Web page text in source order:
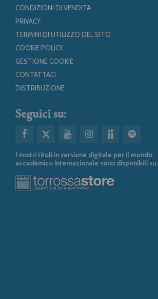
CONDIZIONI DI VENDITA
PRIVACY
TERMINI DI UTILIZZO DEL SITO
COOKIE POLICY
GESTIONE COOKIE
CONTATTACI
DISTRIBUZIONE
Seguici su:
I nostri titoli in versione digitale per il mondo
accademico internazionale sono disponibili su: